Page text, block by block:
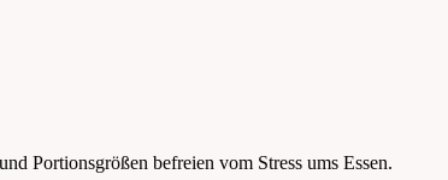
Portionsgrößen befreien vom Stress ums Essen.